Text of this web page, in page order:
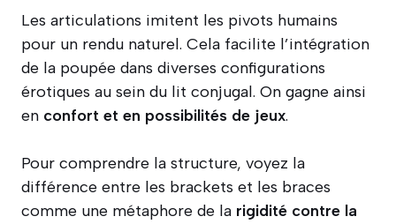
Les articulations imitent les pivots humains
pour un rendu naturel. Cela facilite l’intégration
de la poupée dans diverses configurations
érotiques au sein du lit conjugal. On gagne ainsi
en confort et en possibilités de jeux.
Pour comprendre la structure, voyez la
différence entre les brackets et les braces
comme une métaphore de la rigidité contre la